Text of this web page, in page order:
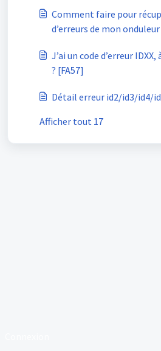
Comment faire pour
d’erreurs de mon onduleur
J’ai un code d’erreur
? [FA57]
Détail erreur id2/id3/id4/
Afficher tout 17